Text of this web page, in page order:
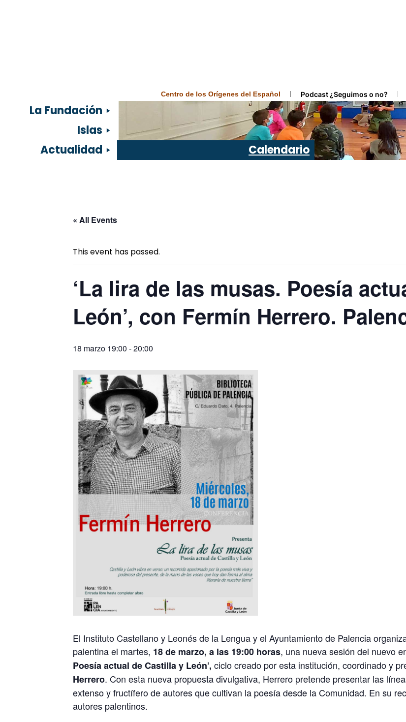
Centro de los Orígenes del Español Podcast ¿Seguimos o no?
La Fundación
Islas
Actualidad
Calendario
« All Events
This event has passed.
‘La lira de las musas. Poesía
León’, con Fermín Herrero.
18 marzo 19:00 -20:00
El Instituto Castellano y Leonés de la Lengua y el Ayuntamiento de Palencia
palentina el martes, 18 de marzo, a las 19:00 horas, una nueva sesión del nuevo
Poesía actual de Castilla y León’, ciclo creado por esta institución, coordinado y
Herrero. Con esta nueva propuesta divulgativa, Herrero pretende presentar las
extenso y fructífero de autores que cultivan la poesía desde la Comunidad. En su
autores palentinos.